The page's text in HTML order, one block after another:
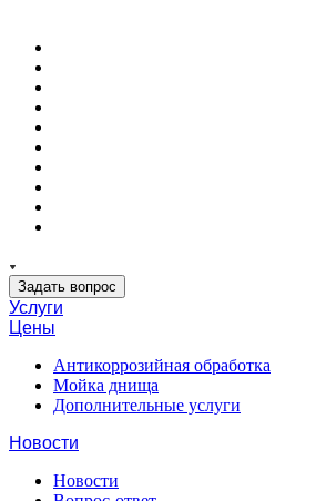
Задать вопрос
Услуги
Цены
Антикоррозийная обработка
Мойка днища
Дополнительные услуги
Новости
Новости